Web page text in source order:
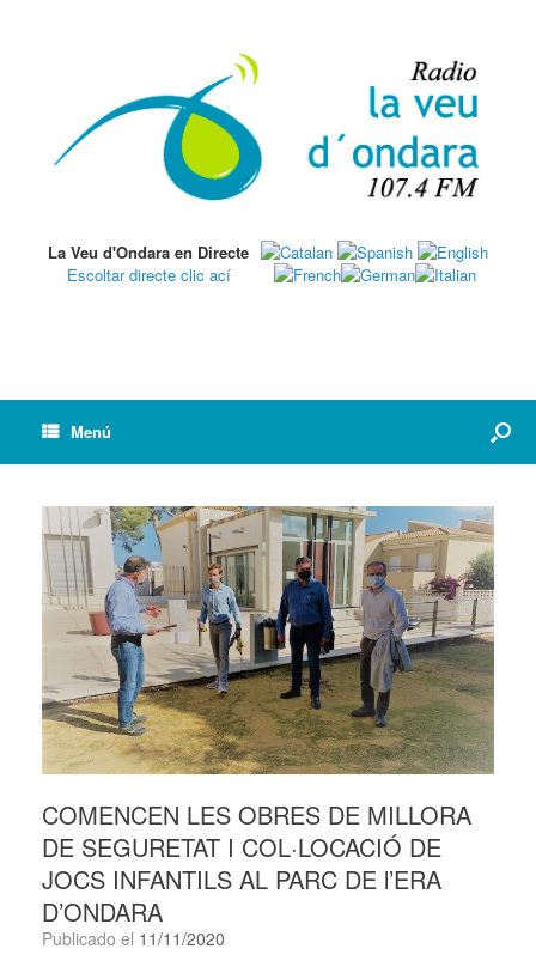
La Veu d'Ondara en Directe
Escoltar directe clic ací
Menú
COMENCEN LES OBRES DE MILLORA
DE SEGURETAT I COL·LOCACIÓ DE
JOCS INFANTILS AL PARC DE l’ERA
D’ONDARA
Publicado el 11/11/2020